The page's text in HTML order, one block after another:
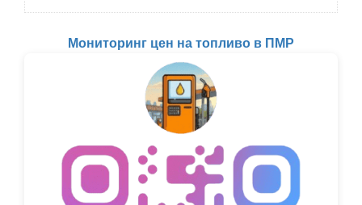
Мониторинг цен на топливо в ПМР